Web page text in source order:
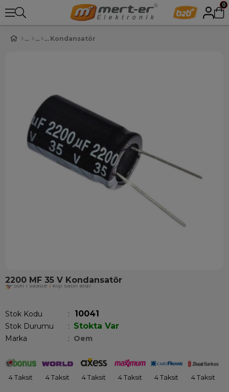
0
Kondansatör
2200 MF 35 V Kondansatör
Son 1 saatte 1 kişi satın aldı!
Stok Kodu 10041
Stok Durumu : Stokta Var
Marka : Oem
4 Taksit 4 Taksit 4 Taksit 4 Taksit 4 Taksit 4 Taksit